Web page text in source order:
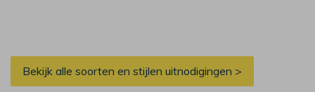
Bekijk alle soorten en stijlen uitnodigingen >